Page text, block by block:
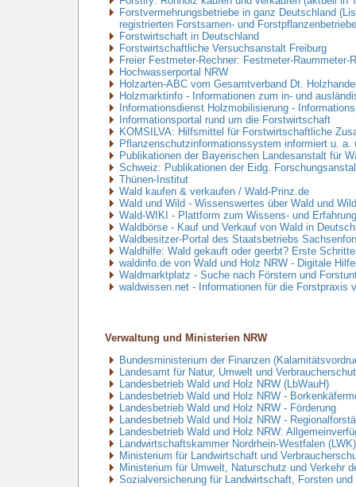
Forstvermehrungsbetriebe in ganz Deutschland
registrierten Forstsamen- und
Forstwirtschaft in Deutschland
Forstwirtschaftliche Versuchsanstalt Freiburg
Freier Festmeter-Rechner: Festmeter-Raummeter-
Hochwasserportal NRW
Holzarten-ABC vom Gesamtverband Dt.
Holzmarktinfo - Informationen zum in- und
Informationsdienst Holzmobilisierung -
Informationsportal rund um die Forstwirtschaft
KOMSILVA: Hilfsmittel für Forstwirtschaftliche
Pflanzenschutzinformationssystem informiert u. a.
Publikationen der Bayerischen Landesanstalt für
Schweiz: Publikationen der Eidg.
Thünen-Institut
Wald kaufen & verkaufen / Wald-Prinz.de
Wald und Wild - Wissenswertes über Wald und
Wald-WIKI - Plattform zum Wissens- und
Waldbörse - Kauf und Verkauf von Wald in
Waldbesitzer-Portal des Staatsbetriebs
Waldhilfe: Wald gekauft oder geerbt? Erste
waldinfo.de von Wald und Holz NRW - Digitale
Waldmarktplatz - Suche nach Förstern und
waldwissen.net - Informationen für die
Verwaltung und Ministerien NRW
Bundesministerium der Finanzen
Landesamt für Natur, Umwelt und
Landesbetrieb Wald und Holz NRW (LbWauH)
Landesbetrieb Wald und Holz NRW -
Landesbetrieb Wald und Holz NRW - Förderung
Landesbetrieb Wald und Holz NRW -
Landesbetrieb Wald und Holz NRW:
Landwirtschaftskammer Nordrhein-Westfalen (LWK)
Ministerium für Landwirtschaft und
Ministerium für Umwelt, Naturschutz und Verkehr
Sozialversicherung für Landwirtschaft, Forsten